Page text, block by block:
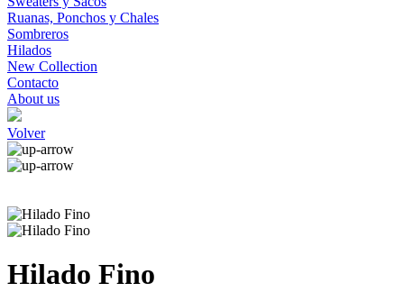
Ruanas, Ponchos y Chales
Sombreros
Hilados
New Collection
Contacto
About us
Volver
Hilado Fino